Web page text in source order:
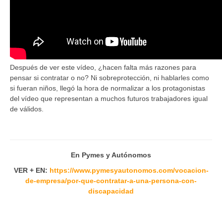
Después de ver este vídeo, ¿hacen falta más razones para
pensar si contratar o no? Ni sobreprotección, ni hablarles como
si fueran niños, llegó la hora de normalizar a los protagonistas
del vídeo que representan a muchos futuros trabajadores igual
de válidos.
En Pymes y Autónomos
VER + EN: https://www.pymesyautonomos.com/vocacion-
de-empresa/por-que-contratar-a-una-persona-con-
discapacidad